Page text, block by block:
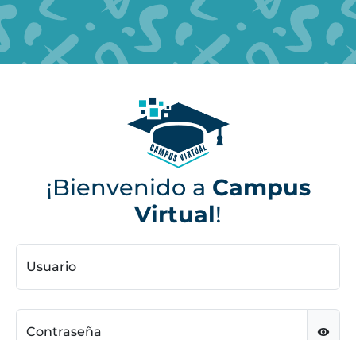
¡Bienvenido a Campus
Virtual!
Usuario
Contraseña visibility